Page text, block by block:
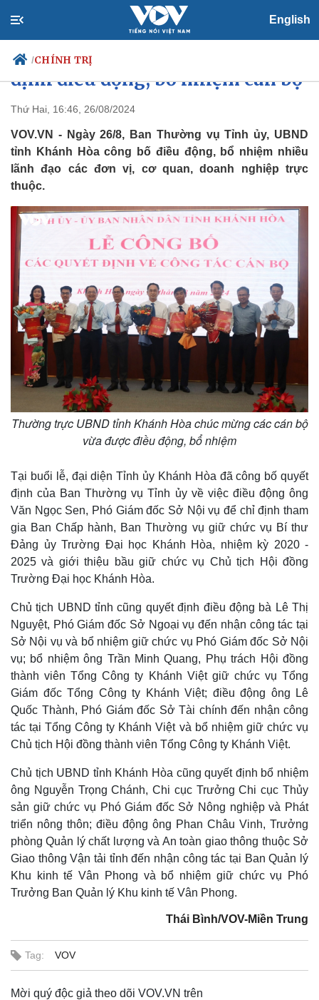
English
/CHÍNH TRỊ
Chính trị
Đảng
Tổ chức nhân sự
Quốc hội
Xã hội
Tin 24h
Dự báo thời tiết
Việc làm
Thế giới
Quan sát
Cuộc sống đó đây
Multimedia
Video
Ảnh
Infographic
Khánh Hòa công bố các quyết
định điều động, bổ nhiệm cán bộ
Thứ Hai, 16:46, 26/08/2024
VOV.VN - Ngày 26/8, Ban Thường vụ Tỉnh ủy, UBND
tỉnh Khánh Hòa công bố điều động, bổ nhiệm nhiều
lãnh đạo các đơn vị, cơ quan, doanh nghiệp trực
thuộc.
Thường trực UBND tỉnh Khánh Hòa chúc mừng các cán bộ
vừa được điều động, bổ nhiệm
Tại buổi lễ, đại diện Tỉnh ủy Khánh Hòa đã công bố quyết
định của Ban Thường vụ Tỉnh ủy về việc điều động ông
Văn Ngọc Sen, Phó Giám đốc Sở Nội vụ để chỉ định tham
gia Ban Chấp hành, Ban Thường vụ giữ chức vụ Bí thư
Đảng ủy Trường Đại học Khánh Hòa, nhiệm kỳ 2020 -
2025 và giới thiệu bầu giữ chức vụ Chủ tịch Hội đồng
Trường Đại học Khánh Hòa.
Chủ tịch UBND tỉnh cũng quyết định điều động bà Lê Thị
Nguyệt, Phó Giám đốc Sở Ngoại vụ đến nhận công tác tại
Sở Nội vụ và bổ nhiệm giữ chức vụ Phó Giám đốc Sở Nội
vụ; bổ nhiệm ông Trần Minh Quang, Phụ trách Hội đồng
thành viên Tổng Công ty Khánh Việt giữ chức vụ Tổng
Giám đốc Tổng Công ty Khánh Việt; điều động ông Lê
Quốc Thành, Phó Giám đốc Sở Tài chính đến nhận công
tác tại Tổng Công ty Khánh Việt và bổ nhiệm giữ chức vụ
Chủ tịch Hội đồng thành viên Tổng Công ty Khánh Việt.
Chủ tịch UBND tỉnh Khánh Hòa cũng quyết định bổ nhiệm
ông Nguyễn Trọng Chánh, Chi cục Trưởng Chi cục Thủy
sản giữ chức vụ Phó Giám đốc Sở Nông nghiệp và Phát
triển nông thôn; điều động ông Phan Châu Vinh, Trưởng
phòng Quản lý chất lượng và An toàn giao thông thuộc Sở
Giao thông Vận tải tỉnh đến nhận công tác tại Ban Quản lý
Khu kinh tế Vân Phong và bổ nhiệm giữ chức vụ Phó
Trưởng Ban Quản lý Khu kinh tế Vân Phong.
Thái Bình/VOV-Miền Trung
Tag: VOV
Mời quý độc giả theo dõi VOV.VN trên